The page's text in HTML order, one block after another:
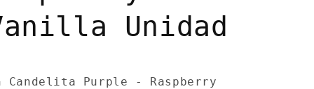
Unidad
Candelita Purple - Raspberry